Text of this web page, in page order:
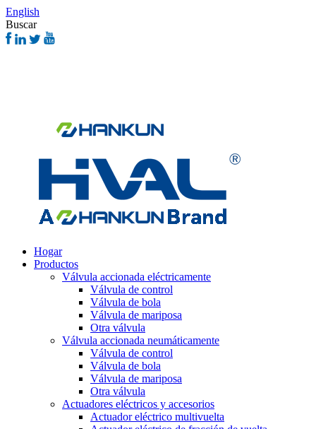
English
Buscar
Hogar
Productos
Válvula accionada eléctricamente
Válvula de control
Válvula de bola
Válvula de mariposa
Otra válvula
Válvula accionada neumáticamente
Válvula de control
Válvula de bola
Válvula de mariposa
Otra válvula
Actuadores eléctricos y accesorios
Actuador eléctrico multivuelta